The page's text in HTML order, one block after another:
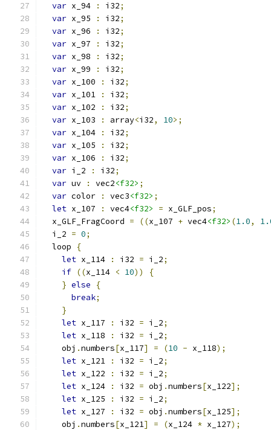
var x_94 : i32;
var x_95 : i32;
var x_96 : i32;
var x_97 : i32;
var x_98 : i32;
var x_99 : i32;
var x_100 : i32;
var x_101 : i32;
var x_102 : i32;
var x_103 : array<i32, 10>;
var x_104 : i32;
var x_105 : i32;
var x_106 : i32;
var i_2 : i32;
var uv : vec2<f32> ;
var color : vec3<f32> ;
let x_107 : vec4<f32> = x_GLF_pos;
  x_GLF_FragCoord
= ((x_107 + vec4<f32> (1.0,
  i_2
= 0;
  loop
{
let x_114 : i32 = i_2;
if ((x_114 < 10))
{
} else
{
break;
}
let x_117 : i32 = i_2;
let x_118 : i32 = i_2;
    obj
.numbers[x_117] = (10 - x_118);
let x_121 : i32 = i_2;
let x_122 : i32 = i_2;
let x_124 : i32 = obj .numbers[x_122];
let x_125 : i32 = i_2;
let x_127 : i32 = obj .numbers[x_125];
    obj
.numbers[x_121] = (x_124 * x_127);